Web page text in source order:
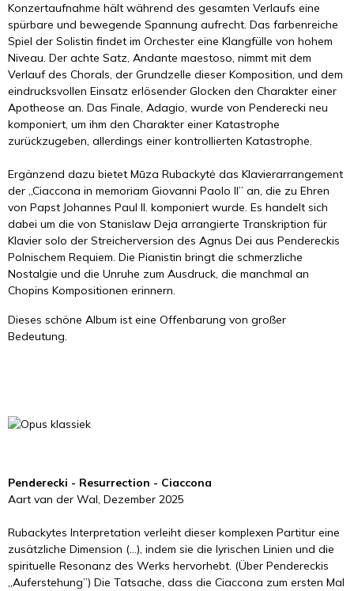
Konzertaufnahme hält während des gesamten Verlaufs eine
spürbare und bewegende Spannung aufrecht. Das farbenreiche
Spiel der Solistin findet im Orchester eine Klangfülle von hohem
Niveau. Der achte Satz, Andante maestoso, nimmt mit dem
Verlauf des Chorals, der Grundzelle dieser Komposition, und dem
eindrucksvollen Einsatz erlösender Glocken den Charakter einer
Apotheose an. Das Finale, Adagio, wurde von Penderecki neu
komponiert, um ihm den Charakter einer Katastrophe
zurückzugeben, allerdings einer kontrollierten Katastrophe.
Ergänzend dazu bietet Mūza Rubackytė das Klavierarrangement
der „Ciaccona in memoriam Giovanni Paolo II” an, die zu Ehren
von Papst Johannes Paul II. komponiert wurde. Es handelt sich
dabei um die von Stanislaw Deja arrangierte Transkription für
Klavier solo der Streicherversion des Agnus Dei aus Pendereckis
Polnischem Requiem. Die Pianistin bringt die schmerzliche
Nostalgie und die Unruhe zum Ausdruck, die manchmal an
Chopins Kompositionen erinnern.
Dieses schöne Album ist eine Offenbarung von großer
Bedeutung.
Penderecki - Resurrection - Ciaccona
Aart van der Wal, Dezember 2025
Rubackytes Interpretation verleiht dieser komplexen Partitur eine
zusätzliche Dimension (...), indem sie die lyrischen Linien und die
spirituelle Resonanz des Werks hervorhebt. (Über Pendereckis
„Auferstehung”) Die Tatsache, dass die Ciaccona zum ersten Mal